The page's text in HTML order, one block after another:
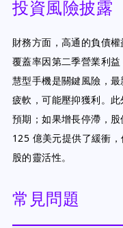
投資風險披露
財務方面，高通的負債
覆蓋率因第二季營業利
慧型手機是關鍵風險，
疲軟，可能壓抑獲利。
預期；如果增長停滯，
125 億美元提供了緩衝
股的靈活性。
常見問題